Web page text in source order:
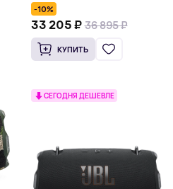
-10%
33 205 ₽ 36 895 ₽
КУПИТЬ
СЕГОДНЯ ДЕШЕВЛЕ